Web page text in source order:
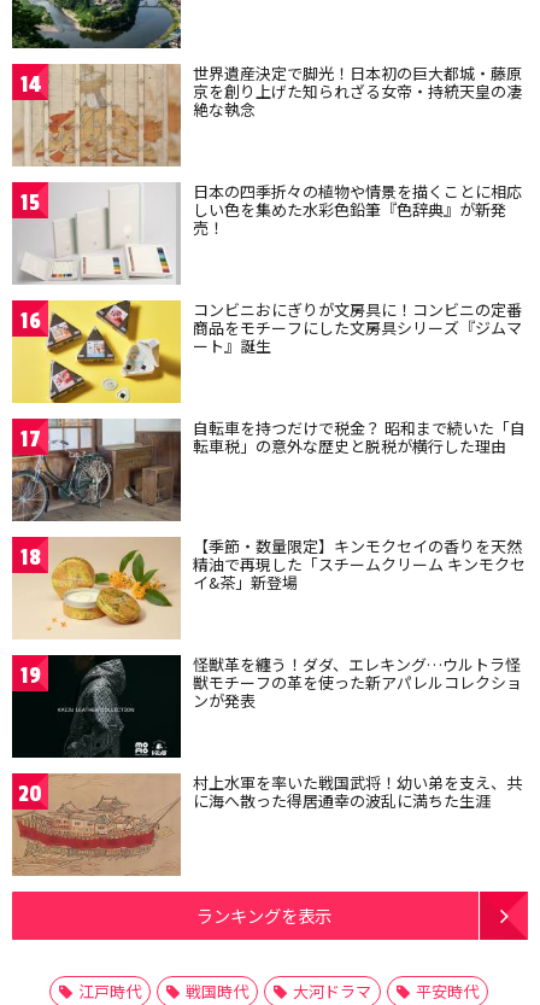
14 世界遺産決定で脚光！日本初の巨大都城・藤原
京を創り上げた知られざる女帝・持統天皇の凄
絶な執念
15 日本の四季折々の植物や情景を描くことに相応
しい色を集めた水彩色鉛筆『色辞典』が新発
売！
16 コンビニおにぎりが文房具に！コンビニの定番
商品をモチーフにした文房具シリーズ『ジムマ
ート』誕生
17 自転車を持つだけで税金？ 昭和まで続いた「自
転車税」の意外な歴史と脱税が横行した理由
18 【季節・数量限定】キンモクセイの香りを天然
精油で再現した「スチームクリーム キンモクセ
イ&茶」新登場
19 怪獣革を纏う！ダダ、エレキング…ウルトラ怪
獣モチーフの革を使った新アパレルコレクショ
ンが発表
20 村上水軍を率いた戦国武将！幼い弟を支え、共
に海へ散った得居通幸の波乱に満ちた生涯
ランキングを表示
江戸時代 戦国時代 大河ドラマ
平安時代